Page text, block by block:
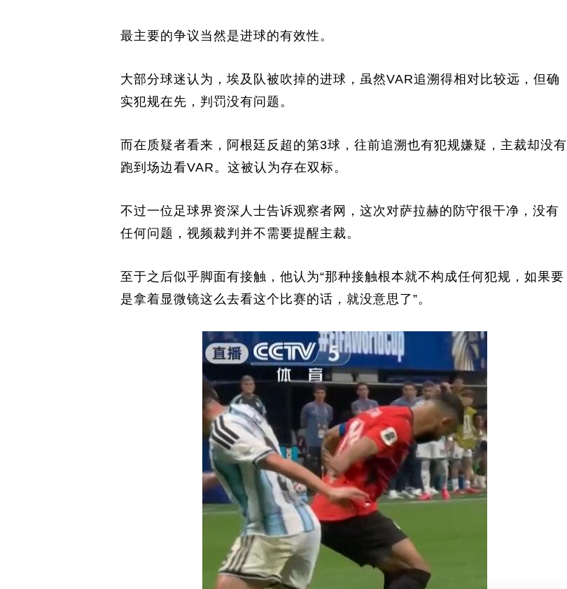
最主要的争议当然是进球的有效性。
大部分球迷认为，埃及队被吹掉的进球，虽然VAR追溯得相对比较远，但确
实犯规在先，判罚没有问题。
而在质疑者看来，阿根廷反超的第3球，往前追溯也有犯规嫌疑，主裁却没有
跑到场边看VAR。这被认为存在双标。
不过一位足球界资深人士告诉观察者网，这次对萨拉赫的防守很干净，没有
任何问题，视频裁判并不需要提醒主裁。
至于之后似乎脚面有接触，他认为“那种接触根本就不构成任何犯规，如果要
是拿着显微镜这么去看这个比赛的话，就没意思了”。